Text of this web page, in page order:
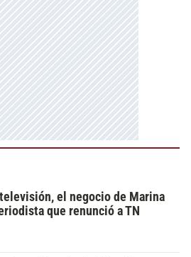
el negocio de Marina
que renunció a TN